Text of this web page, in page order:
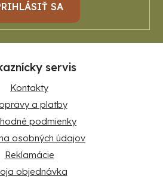
SA
servis
Kontakty
a platby
podmienky
osobných údajov
Reklamácie
objednávka